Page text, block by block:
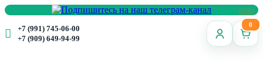
+7 (991) 745-06-00
+7 (909) 649-94-99
0